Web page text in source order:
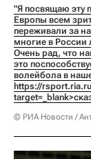
"Я посвящаю эту
Европы всем
переживали за
многие в России
Очень рад, что
это
https://
© РИА Новости /